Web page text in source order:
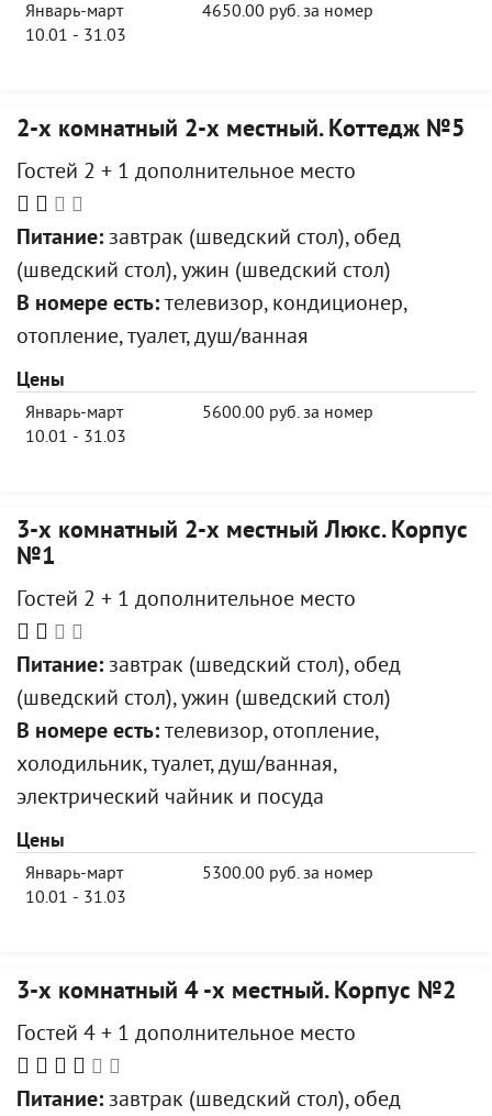
Январь-март
10.01 - 31.03
4650.00 руб. за номер
2-х комнатный 2-х местный. Коттедж №5
Гостей 2 + 1 дополнительное место
Питание: завтрак (шведский стол), обед
(шведский стол), ужин (шведский стол)
В номере есть: телевизор, кондиционер,
отопление, туалет, душ/ванная
Цены
Январь-март
10.01 - 31.03
5600.00 руб. за номер
3-х комнатный 2-х местный Люкс. Корпус
№1
Гостей 2 + 1 дополнительное место
Питание: завтрак (шведский стол), обед
(шведский стол), ужин (шведский стол)
В номере есть: телевизор, отопление,
холодильник, туалет, душ/ванная,
электрический чайник и посуда
Цены
Январь-март
10.01 - 31.03
5300.00 руб. за номер
3-х комнатный 4 -х местный. Корпус №2
Гостей 4 + 1 дополнительное место
Питание: завтрак (шведский стол), обед